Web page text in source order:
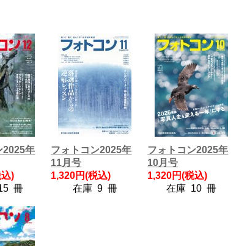
2025年
)
冊
フォトコン2025年
11月号
1,320円(税込)
在庫 9 冊
フォトコン2025年
10月号
1,320円(税込)
在庫 10 冊